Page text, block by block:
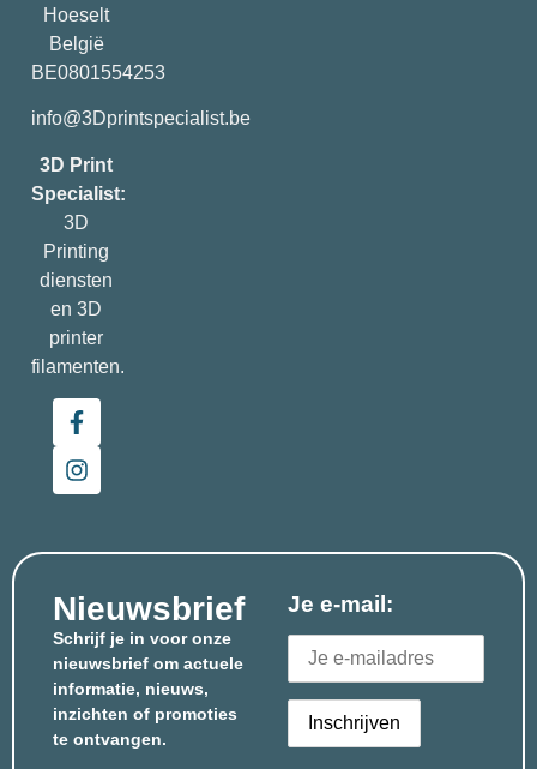
Hoeselt
België
BE0801554253
info@3Dprintspecialist.be
3D Print
Specialist:
3D
Printing
diensten
en 3D
printer
filamenten.
Nieuwsbrief
Schrijf je in voor onze
nieuwsbrief om actuele
informatie, nieuws,
inzichten of promoties
te ontvangen.
Je e-mail: